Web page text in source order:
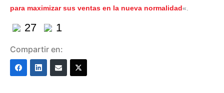
para maximizar sus ventas en la nueva normalidad«.
27 1
Compartir en: